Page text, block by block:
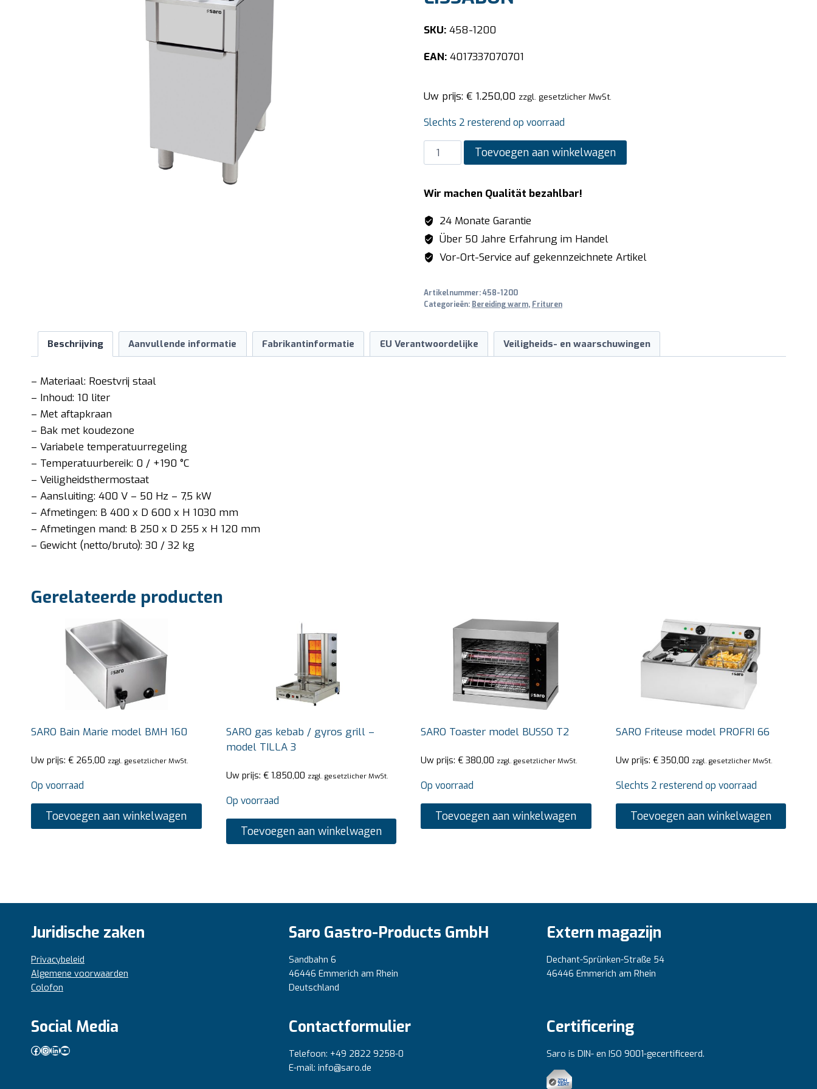
SKU:458-1200
EAN:4017337070701
Uw prijs: €1.250,00 zzgl. gesetzlicher MwSt.
Slechts 2 resterend op voorraad
SARO
Electrische
model
LISSABON
aantal
Toevoegen aan winkelwagen
Wir machen Qualität bezahlbar!
24 Monate Garantie
Über 50 Jahre Erfahrung im Handel
Vor-Ort-Service auf gekennzeichnete Artikel
Artikelnummer:458-1200
Categorieën: Bereiding warm, Frituren
Beschrijving Aanvullende informatie Fabrikantinformatie EU Verantwoordelijke Veiligheids- en waarschuwingen
– Materiaal: Roestvrij staal
– Inhoud: 10 liter
– Met aftapkraan
– Bak met koudezone
– Variabele temperatuurregeling
– Temperatuurbereik: 0 / +190 °C
– Veiligheidsthermostaat
– Aansluiting: 400 V – 50 Hz – 7,5 kW
– Afmetingen: B 400 x D 600 x H 1030 mm
– Afmetingen mand: B 250 x D 255 x H 120 mm
– Gewicht (netto/bruto): 30 / 32 kg
Gerelateerde producten
SARO Bain Marie model BMH 160
Uw prijs: € 265,00 zzgl. gesetzlicher MwSt.
Op voorraad
Toevoegen aan winkelwagen
SARO gas kebab / gyros grill –
model TILLA 3
Uw prijs: €1.850,00 zzgl. gesetzlicher MwSt.
Op voorraad
Toevoegen aan winkelwagen
SARO Toaster model BUSSO T2
Uw prijs: € 380,00 zzgl. gesetzlicher MwSt.
Op voorraad
Toevoegen aan winkelwagen
SARO Friteuse model PROFRI 66
Uw prijs: €350,00 zzgl. gesetzlicher MwSt.
Slechts 2 resterend op voorraad
Toevoegen aan winkelwagen
Juridische zaken
Privacybeleid
Algemene voorwaarden
Colofon
Saro Gastro-Products GmbH
Sandbahn 6
46446 Emmerich am Rhein
Deutschland
Extern magazijn
Dechant-Sprünken-Straße 54
46446 Emmerich am Rhein
Social Media
Facebook
Instagram
LinkedIn
YouTube
Contactformulier
Telefoon: +49 2822 9258-0
E-mail: info@saro.de
Certificering
Saro is DIN- en ISO 9001-gecertificeerd.